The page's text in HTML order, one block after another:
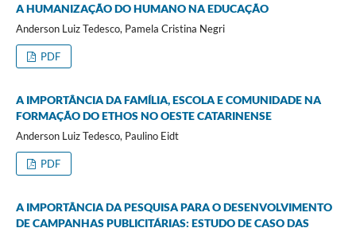
A HUMANIZAÇÃO DO HUMANO NA EDUCAÇÃO
Anderson Luiz Tedesco, Pamela Cristina Negri
PDF
A IMPORTÂNCIA DA FAMÍLIA, ESCOLA E COMUNIDADE NA
FORMAÇÃO DO ETHOS NO OESTE CATARINENSE
Anderson Luiz Tedesco, Paulino Eidt
PDF
A IMPORTÂNCIA DA PESQUISA PARA O DESENVOLVIMENTO
DE CAMPANHAS PUBLICITÁRIAS: ESTUDO DE CASO DAS